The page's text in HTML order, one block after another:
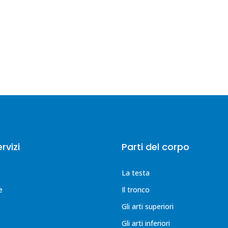
Parti del corpo
La testa
Il tronco
Gli arti superiori
Gli arti inferiori